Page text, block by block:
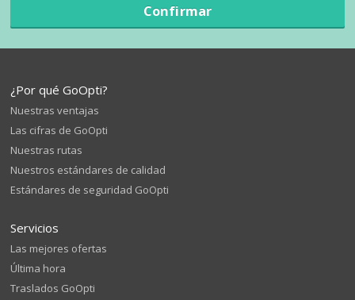
Confirmar
¿Por qué GoOpti?
Nuestras ventajas
Las cifras de GoOpti
Nuestras rutas
Nuestros estándares de calidad
Estándares de seguridad GoOpti
Servicios
Las mejores ofertas
Última hora
Traslados GoOpti